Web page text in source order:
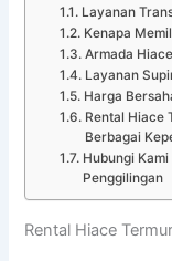
Layanan
Kenapa
Armada
Layanan
Harga
Rental Hiace
Berbagai
Hubungi
Penggilingan
Rental Hiace